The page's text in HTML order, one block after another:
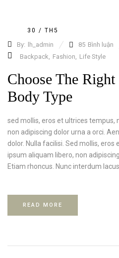
30 / TH5
By: lh_admin 85 Bình luận
Backpack, Fashion, Life Style
Choose The
Body Type
sed mollis, eros et ultrices tempus,
non adipiscing dolor urna a orci.
dolor. Nulla facilisi. Sed mollis,
ipsum aliquam libero, non
Etiam rhoncus. Nunc interdum lacus
READ MORE